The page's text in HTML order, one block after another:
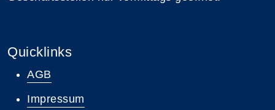
Quicklinks
AGB
Impressum